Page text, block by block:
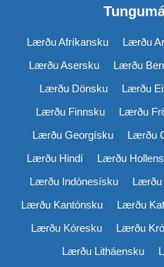
Lærðu Afríkansku Lærðu
Lærðu Asersku
Lærðu
Lærðu Dönsku
Lærðu
Lærðu Finnsku
Lærðu
Lærðu Georgísku
Lærðu
Lærðu Hindí
Lærðu
Lærðu Indónesísku
Lærðu
Lærðu Kantónsku
Lærðu
Lærðu Kóresku
Lærðu
Lærðu Litháensku